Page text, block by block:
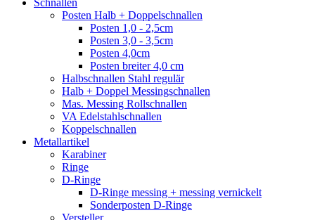
Schnallen
Posten Halb + Doppelschnallen
Posten 1,0 - 2,5cm
Posten 3,0 - 3,5cm
Posten 4,0cm
Posten breiter 4,0 cm
Halbschnallen Stahl regulär
Halb + Doppel Messingschnallen
Mas. Messing Rollschnallen
VA Edelstahlschnallen
Koppelschnallen
Metallartikel
Karabiner
Ringe
D-Ringe
D-Ringe messing + messing vernickelt
Sonderposten D-Ringe
Versteller